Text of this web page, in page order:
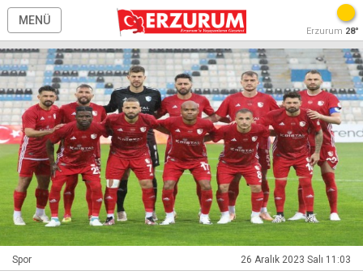
MENÜ
Erzurum 28°
Spor 26 Aralık 2023 Salı 11:03